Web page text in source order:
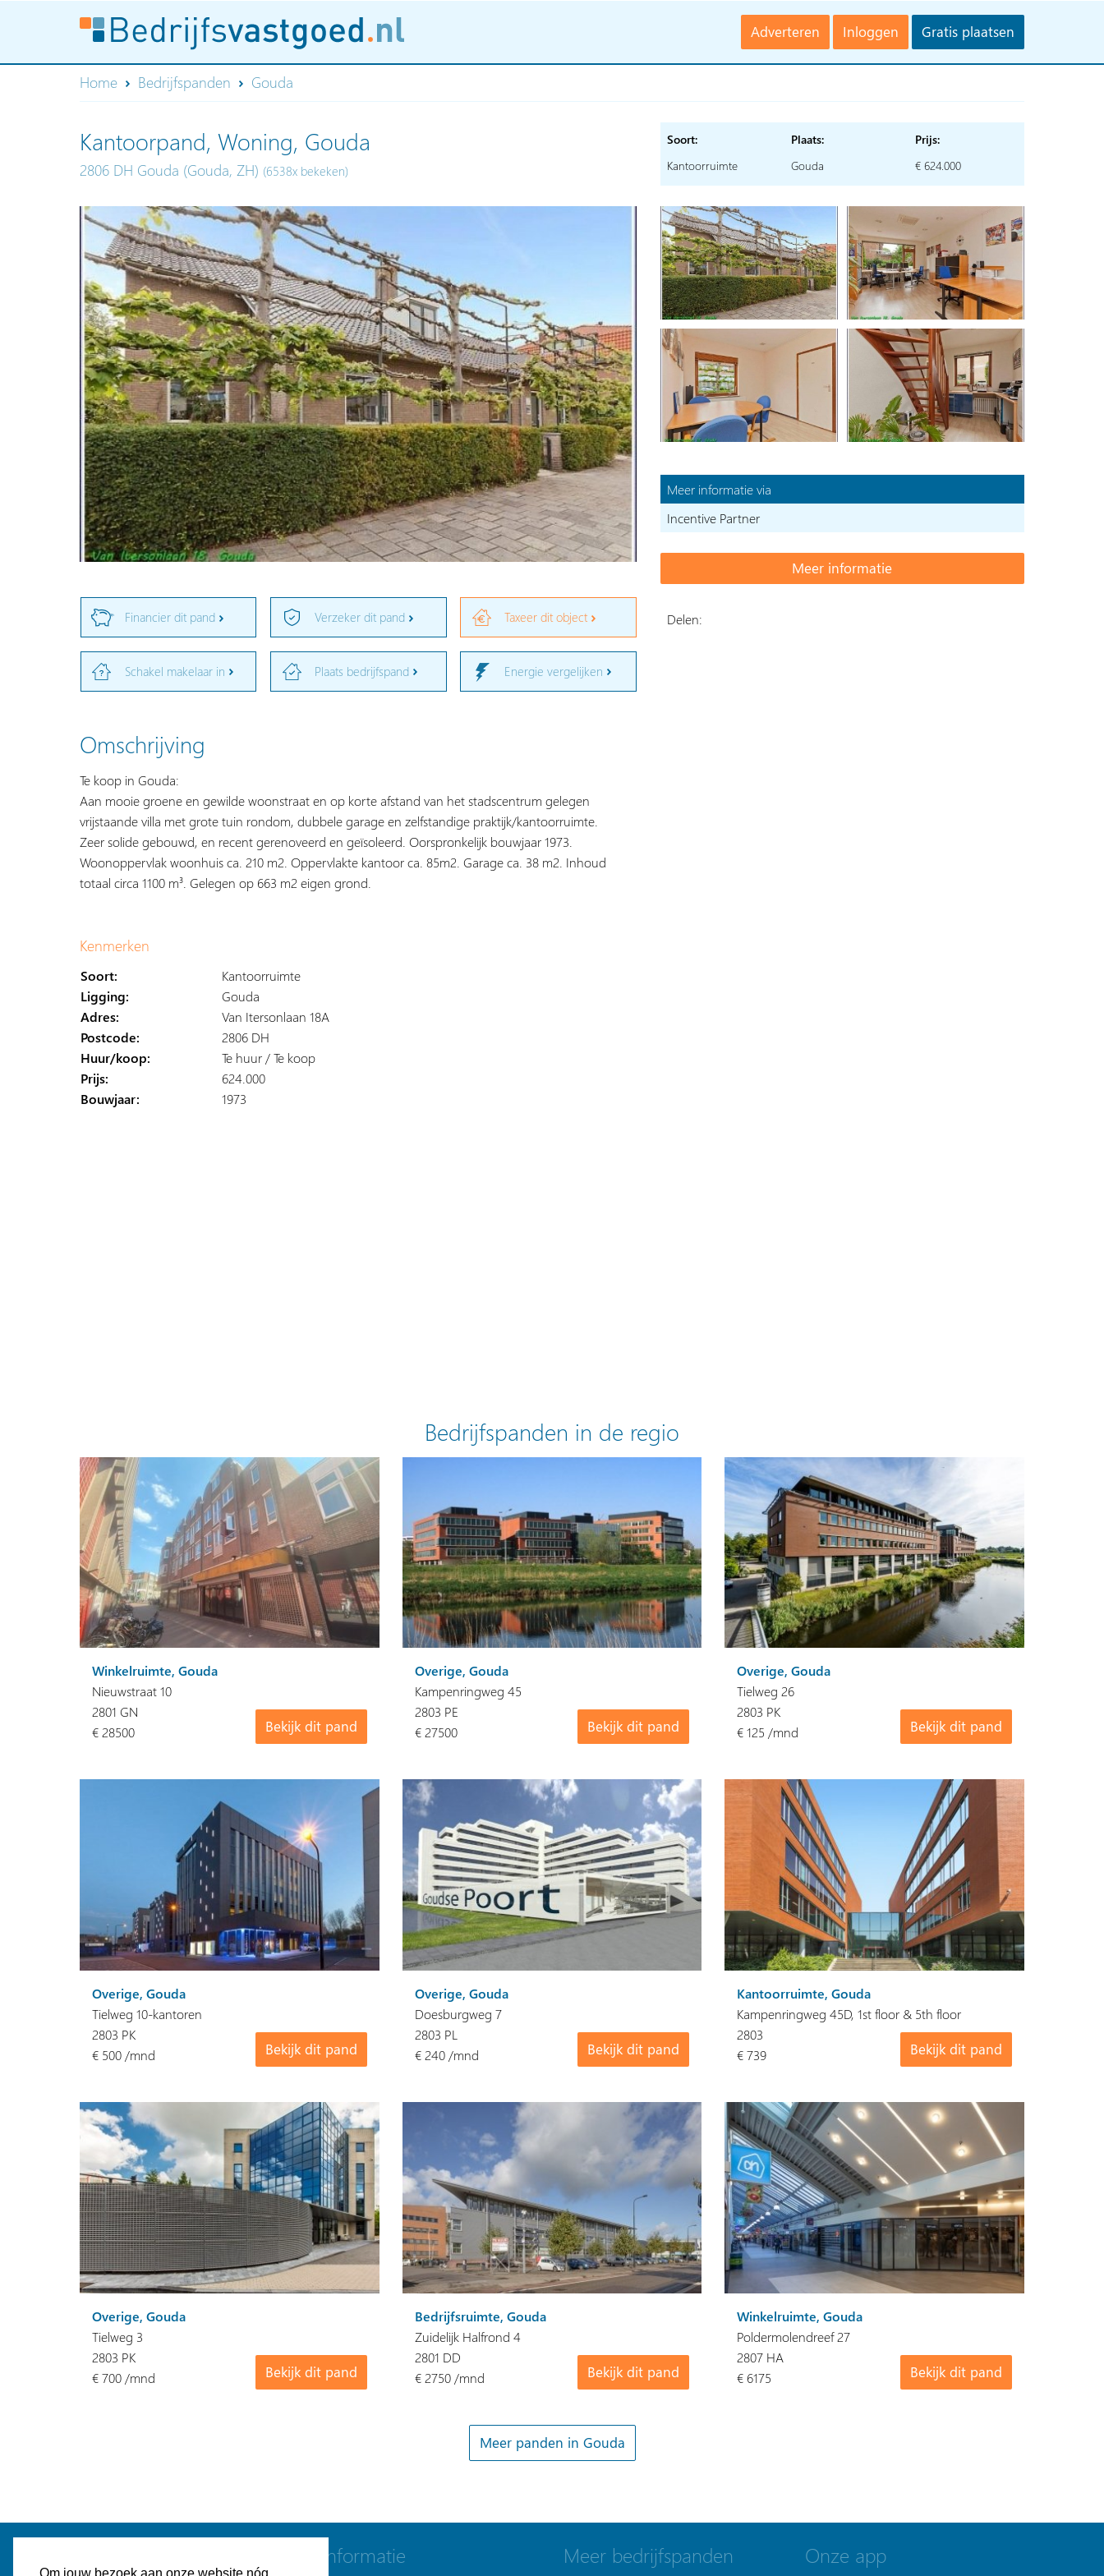
Adverteren Inloggen Gratis plaatsen
Home Bedrijfspanden Gouda
Kantoorpand, Woning, Gouda
2806 DH Gouda (Gouda, ZH) (6538x bekeken)
Financier dit pand Verzeker dit pand Taxeer dit object
Schakel makelaar in Plaats bedrijfspand Energie vergelijken
Omschrijving
Te koop in Gouda:
Aan mooie groene en gewilde woonstraat en op korte afstand van het stadscentrum gelegen
vrijstaande villa met grote tuin rondom, dubbele garage en zelfstandige praktijk/kantoorruimte.
Zeer solide gebouwd, en recent gerenoveerd en geïsoleerd. Oorspronkelijk bouwjaar 1973.
Woonoppervlak woonhuis ca. 210 m2. Oppervlakte kantoor ca. 85m2. Garage ca. 38 m2. Inhoud
totaal circa 1100 m³. Gelegen op 663 m2 eigen grond.
Kenmerken
Soort:
Kantoorruimte
Ligging:
Gouda
Adres:
Van Itersonlaan 18A
Postcode:
2806 DH
Huur/koop:
Te huur / Te koop
Prijs:
624.000
Bouwjaar:
1973
Soort:
Kantoorruimte
Plaats:
Gouda
Prijs:
€ 624.000
Meer informatie via
Incentive Partner
Delen:
Bedrijfspanden in de regio
Winkelruimte, Gouda
Nieuwstraat 10
Bekijk dit pand
2801 GN
€ 28500
Overige, Gouda
Kampenringweg 45
Bekijk dit pand
2803 PE
€ 27500
Overige, Gouda
Tielweg 26
Bekijk dit pand
2803 PK
€ 125 /mnd
Overige, Gouda
Tielweg 10-kantoren
Bekijk dit pand
2803 PK
€ 500 /mnd
Overige, Gouda
Doesburgweg 7
Bekijk dit pand
2803 PL
€ 240 /mnd
Kantoorruimte, Gouda
Kampenringweg 45D, 1st floor & 5th floor
Bekijk dit pand
2803
€ 739
Overige, Gouda
Tielweg 3
Bekijk dit pand
2803 PK
€ 700 /mnd
Bedrijfsruimte, Gouda
Zuidelijk Halfrond 4
Bekijk dit pand
2801 DD
€ 2750 /mnd
Winkelruimte, Gouda
Poldermolendreef 27
Bekijk dit pand
2807 HA
€ 6175
Meer panden in Gouda
Informatie Meer bedrijfspanden Onze app